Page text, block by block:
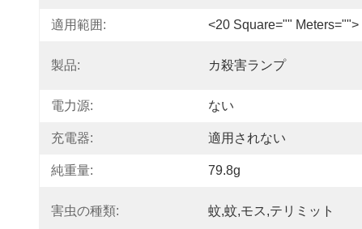
適用範囲: <20 Square="" Meters="">
製品: カ殺害ランプ
電力源: ない
充電器: 適用されない
純重量: 79.8g
害虫の種類: 蚊,蚊,モス,テリミット